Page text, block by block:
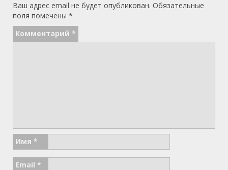
Ваш адрес email не будет опубликован. Обязательные
поля помечены *
Комментарий *
Имя *
Email *